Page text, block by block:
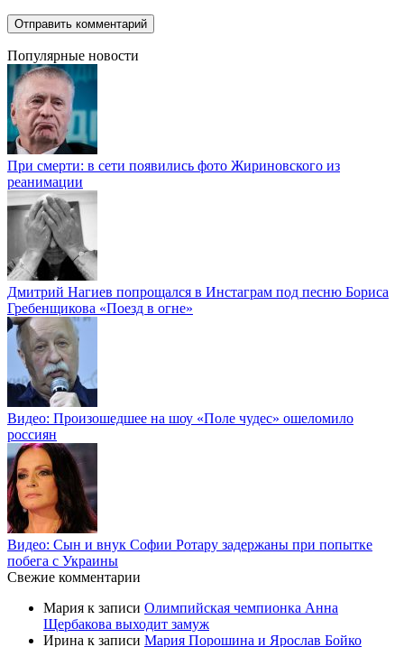
Популярные новости
При смерти: в сети появились фото Жириновского из
реанимации
Дмитрий Нагиев попрощался в Инстаграм под песню Бориса
Гребенщикова «Поезд в огне»
Видео: Произошедшее на шоу «Поле чудес» ошеломило
россиян
Видео: Сын и внук Софии Ротару задержаны при попытке
побега с Украины
Свежие комментарии
Мария к записи Олимпийская чемпионка Анна
Щербакова выходит замуж
Ирина к записи Мария Порошина и Ярослав Бойко